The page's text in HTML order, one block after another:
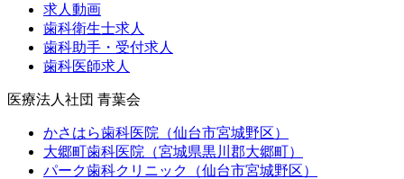
求人動画
歯科衛生士求人
歯科助手・受付求人
歯科医師求人
医療法人社団 青葉会
かさはら歯科医院（仙台市宮城野区）
大郷町歯科医院（宮城県黒川郡大郷町）
パーク歯科クリニック（仙台市宮城野区）